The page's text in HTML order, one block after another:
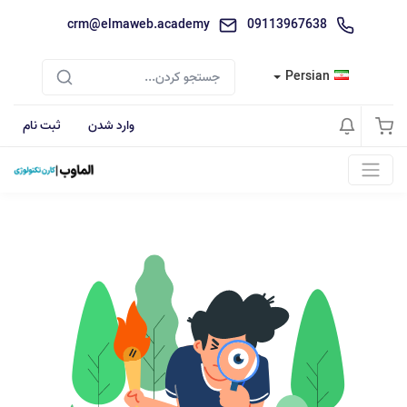
09113967638
crm@elmaweb.academy
Persian
وارد شدن ثبت نام